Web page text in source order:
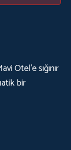
Otel'e sığınır
bir